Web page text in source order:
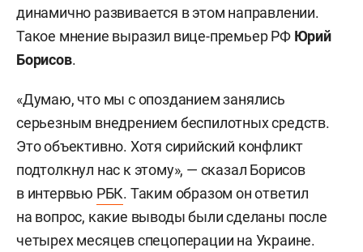
динамично развивается в этом направлении.
Такое мнение выразил вице-премьер РФ Юрий
Борисов.
«Думаю, что мы с опозданием занялись
серьезным внедрением беспилотных средств.
Это объективно. Хотя сирийский конфликт
подтолкнул нас к этому», — сказал Борисов
в интервью РБК. Таким образом он ответил
на вопрос, какие выводы были сделаны после
четырех месяцев спецоперации на Украине.